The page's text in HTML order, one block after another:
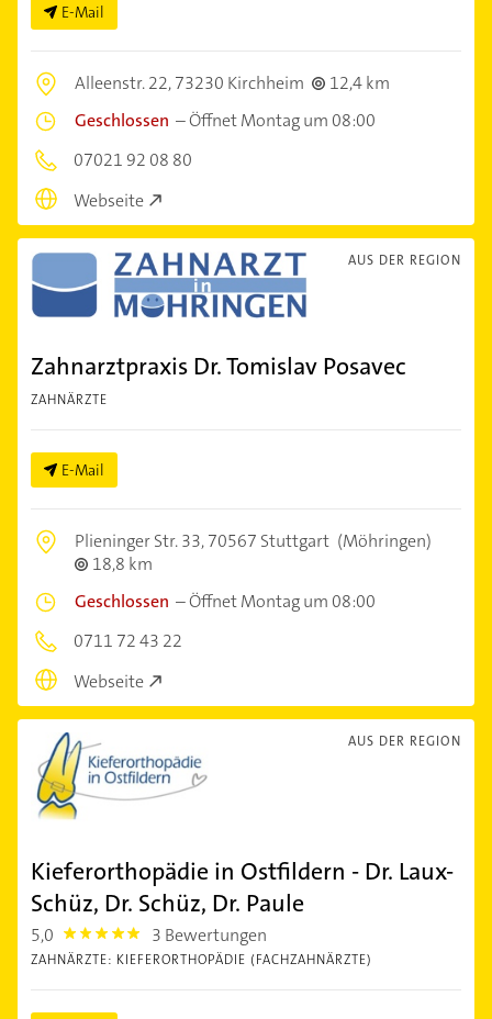
E-Mail
Alleenstr. 22,73230 Kirchheim
12,4 km
Geschlossen –Öffnet Montag um 08:00
07021 92 08 80
Webseite
AUS DER REGION
Zahnarztpraxis Dr. Tomislav Posavec
ZAHNÄRZTE
E-Mail
Plieninger Str. 33,70567 Stuttgart (Möhringen)
18,8 km
Geschlossen –Öffnet Montag um 08:00
0711 72 43 22
Webseite
AUS DER REGION
Kieferorthopädie in Ostfildern - Dr. Laux-
Schüz, Dr. Schüz, Dr. Paule
5,0 5.0 3 Bewertungen
ZAHNÄRZTE: KIEFERORTHOPÄDIE (FACHZAHNÄRZTE)